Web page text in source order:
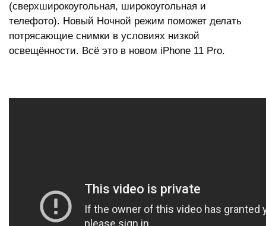
(сверхширокоугольная, широкоугольная и
телефото). Новый Ночной режим поможет делать
потрясающие снимки в условиях низкой
освещённости. Всё это в новом iPhone 11 Pro.